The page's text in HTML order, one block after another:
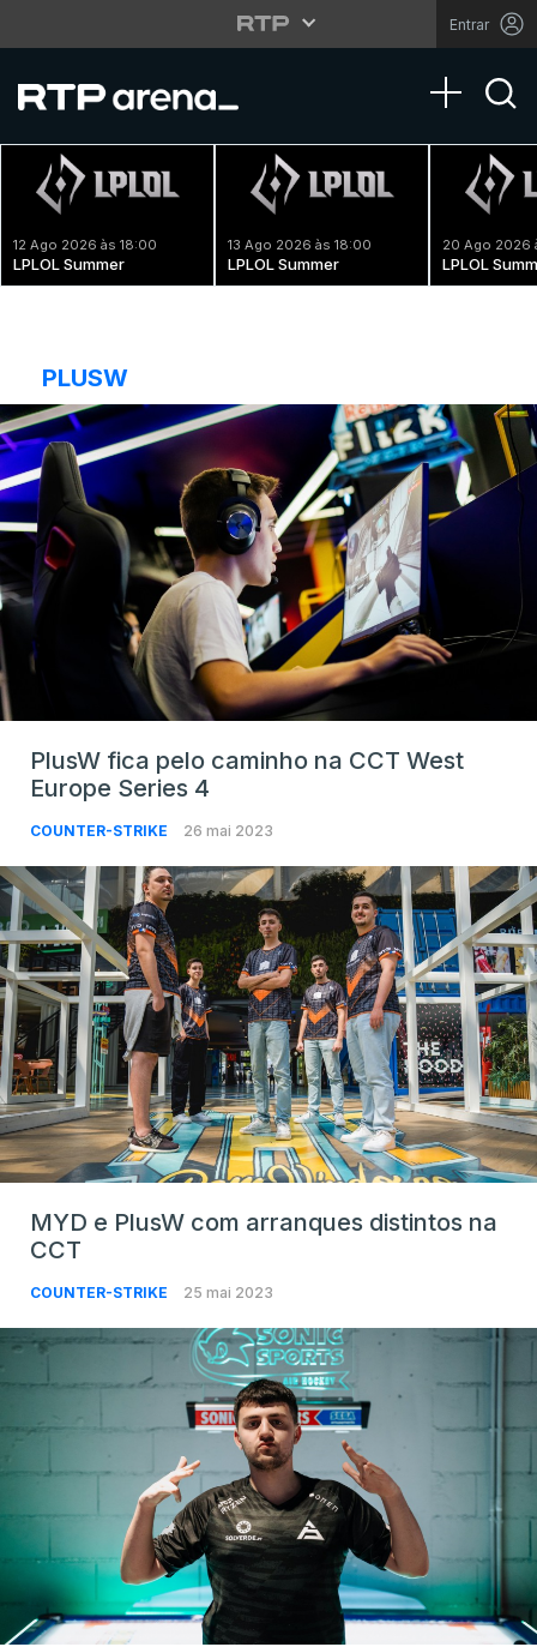
Entrar
Toggle
12 Ago 2026 às 18:00
LPLOL Summer
13 Ago 2026 às 18:00
LPLOL Summer
20 Ago 2026
LPLOL
PLUSW
PlusW fica pelo caminho na CCT West
Europe Series 4
COUNTER-STRIKE 26 mai 2023
MYD e PlusW com arranques distintos na
CCT
COUNTER-STRIKE 25 mai 2023